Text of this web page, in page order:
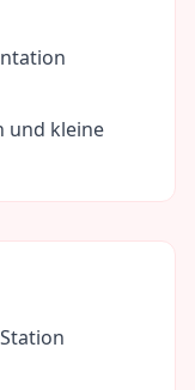
und kleine